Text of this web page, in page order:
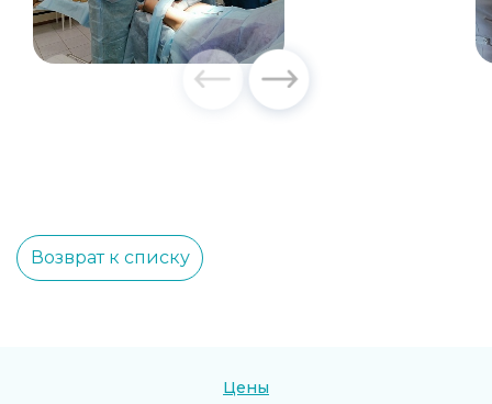
Возврат к списку
Цены